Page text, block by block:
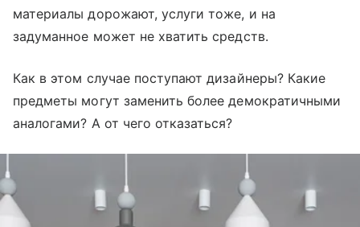
материалы дорожают, услуги тоже, и на
задуманное может не хватить средств.
Как в этом случае поступают дизайнеры? Какие
предметы могут заменить более демократичными
аналогами? А от чего отказаться?